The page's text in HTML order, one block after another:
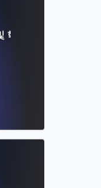
학술 보존 이해하기